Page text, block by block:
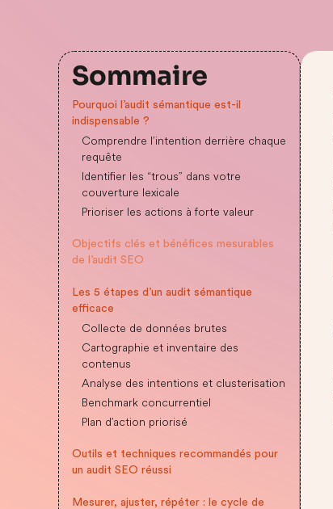
Sommaire
Pourquoi l’audit sémantique est-il
indispensable ?
Comprendre l’intention derrière chaque
requête
Identifier les “trous” dans votre
couverture lexicale
Prioriser les actions à forte valeur
Objectifs clés et bénéfices mesurables
de l’audit SEO
Les 5 étapes d’un audit sémantique
efficace
Collecte de données brutes
Cartographie et inventaire des
contenus
Analyse des intentions et clusterisation
Benchmark concurrentiel
Plan d’action priorisé
Outils et techniques recommandés pour
un audit SEO réussi
Mesurer, ajuster, répéter : le cycle de